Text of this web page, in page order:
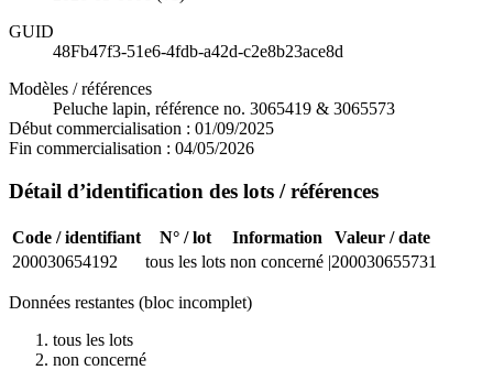
GUID
48Fb47f3-51e6-4fdb-a42d-c2e8b23ace8d
Modèles / références
Peluche lapin, référence no. 3065419 & 3065573
Début commercialisation : 01/09/2025
Fin commercialisation : 04/05/2026
Détail d’identification des lots / références
Code / identifiant N° / lot Information
Valeur / date
200030654192
tous les lots non concerné |200030655731
Données restantes (bloc incomplet)
tous les lots
non concerné